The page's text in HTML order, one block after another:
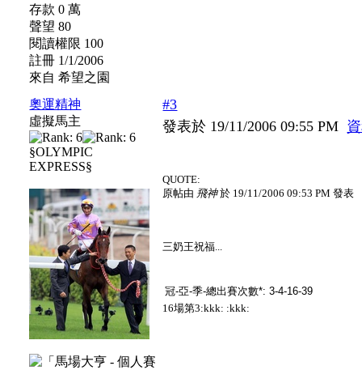
存款 0 萬
聲望 80
閱讀權限 100
註冊 1/1/2006
來自 希望之園
奧運精神
虛擬馬主
§OLYMPIC
EXPRESS§
#3
發表於 19/11/2006 09:55 PM
QUOTE:
原帖由 飛神於 19/11/2006 09:53 PM 發表
三奶王祝福...
冠-亞-季-總出賽次數*: 3-4-16-39
16場第3:kkk: :kkk: